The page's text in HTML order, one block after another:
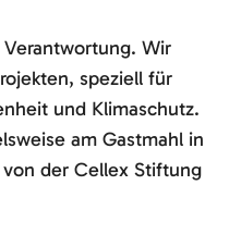
Wir
speziell für
und Klimaschutz.
am Gastmahl in
der Cellex Stiftung